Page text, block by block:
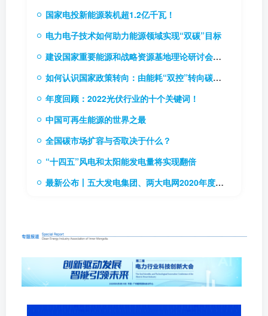
国家电投新能源装机超1.2亿千瓦！
电力电子技术如何助力能源领域实现“双碳”目标
建设国家重要能源和战略资源基地理论研讨会召开
如何认识国家政策转向：由能耗“双控”转向碳排放“双控”
年度回顾：2022光伏行业的十个关键词！
中国可再生能源的世界之最
全国碳市场扩容与否取决于什么？
“十四五”风电和太阳能发电量将实现翻倍
最新公布丨五大发电集团、两大电网2020年度企业负责人薪酬情况披露